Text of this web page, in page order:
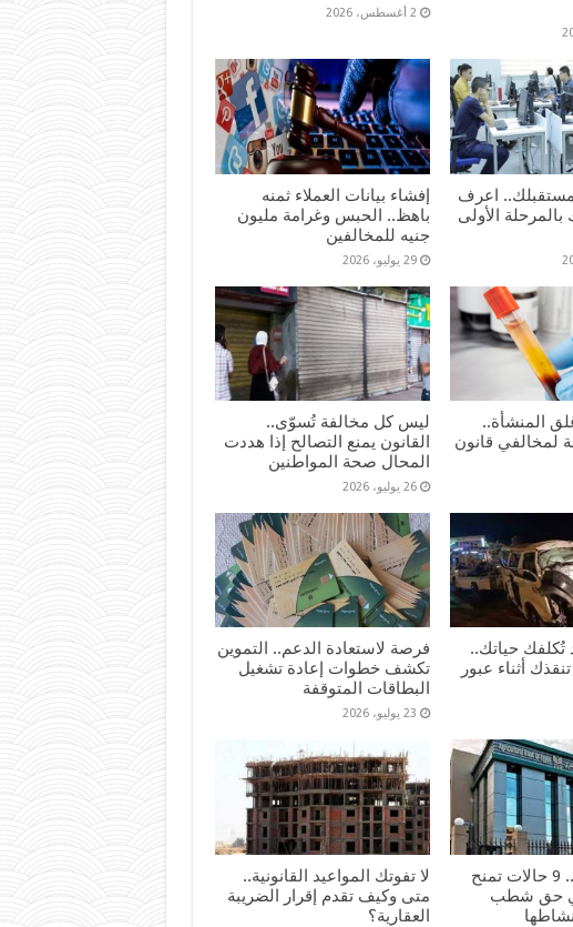
2 أغسطس، 2026
اعرف
الأولى
إفشاء بيانات العملاء ثمنه
باهظ.. الحبس وغرامة مليون
جنيه للمخالفين
29 يوليو، 2026
المنشأة..
لمخالفي قانون
ليس كل مخالفة تُسوّى..
القانون يمنع التصالح إذا هددت
المحال صحة المواطنين
26 يوليو، 2026
حياتك..
أثناء عبور
فرصة لاستعادة الدعم.. التموين
تكشف خطوات إعادة تشغيل
البطاقات المتوقفة
23 يوليو، 2026
هاية الترخيص.. 9 حالات تمنح
حق شطب
لا تفوتك المواعيد القانونية..
متى وكيف تقدم إقرار الضريبة
العقارية؟